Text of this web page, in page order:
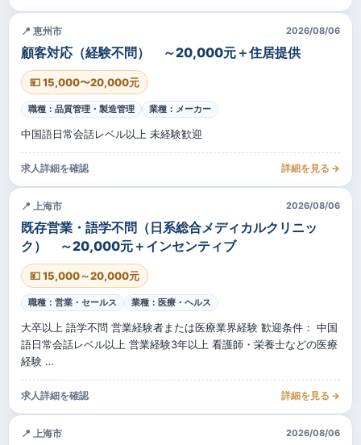
📍 恵州市 2026/08/06
顧客対応（経験不問） ～20,000元＋住居提供
💴 15,000〜20,000元
職種：品質管理・製造管理 業種：メーカー
中国語日常会話レベル以上 未経験歓迎
求人詳細を確認 詳細を見る →
📍 上海市 2026/08/06
既存営業・語学不問（日系総合メディカルクリニッ
ク） ～20,000元＋インセンティブ
💴 15,000～20,000元
職種：営業・セールス 業種：医療・ヘルス
大卒以上 語学不問 営業経験者または医療業界経験 歓迎条件： 中国
語日常会話レベル以上 営業経験3年以上 看護師・栄養士などの医療
経験 …
求人詳細を確認 詳細を見る →
📍 上海市 2026/08/06